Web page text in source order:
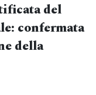
del
confermata
della